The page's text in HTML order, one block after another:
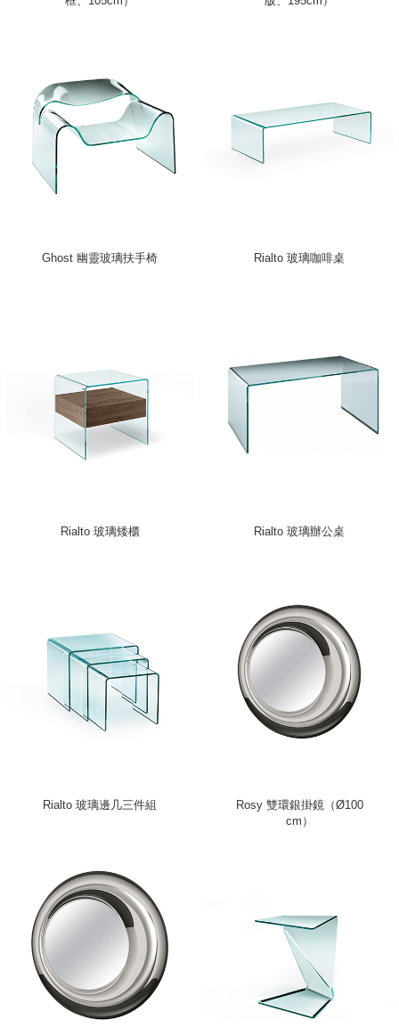
Ghost 幽靈玻璃扶手椅 Rialto 玻璃咖啡桌
Rialto 玻璃矮櫃 Rialto 玻璃辦公桌
Rialto 玻璃邊几三件組
Rosy 雙環銀掛鏡（Ø100
cm）